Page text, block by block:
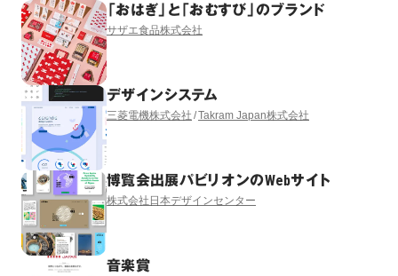
「おはぎ」と「おむすび」のブランド
サザエ食品株式会社
デザインシステム
三菱電機株式会社 Takram Japan株式会社
博覧会出展パビリオンのWebサイト
株式会社日本デザインセンター
音楽賞